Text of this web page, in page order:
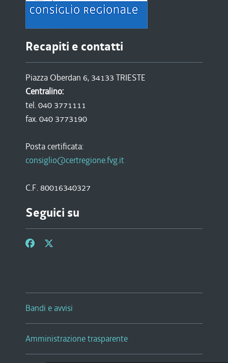
Recapiti e contatti
Piazza Oberdan 6, 34133 TRIESTE
Centralino:
tel. 040 3771111
fax. 040 3773190
Posta certificata:
consiglio@certregione.fvg.it
C.F. 80016340327
Seguici su
Bandi e avvisi
Amministrazione trasparente